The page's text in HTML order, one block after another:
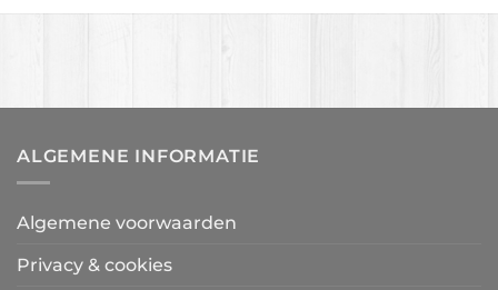
ALGEMENE INFORMATIE
Algemene voorwaarden
Privacy & cookies